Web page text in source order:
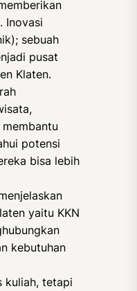
Inovasi
sebuah
pusat
Klaten.
potensi
bisa lebih
yaitu KKN
kebutuhan
kuliah, tetapi